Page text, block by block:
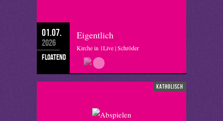
01.07.
2026
floatend
Eigentlich
Kirche in 1Live | Schröder
katholisch